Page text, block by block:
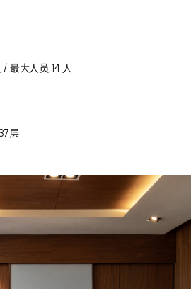
/ 最大人员 14 人
层